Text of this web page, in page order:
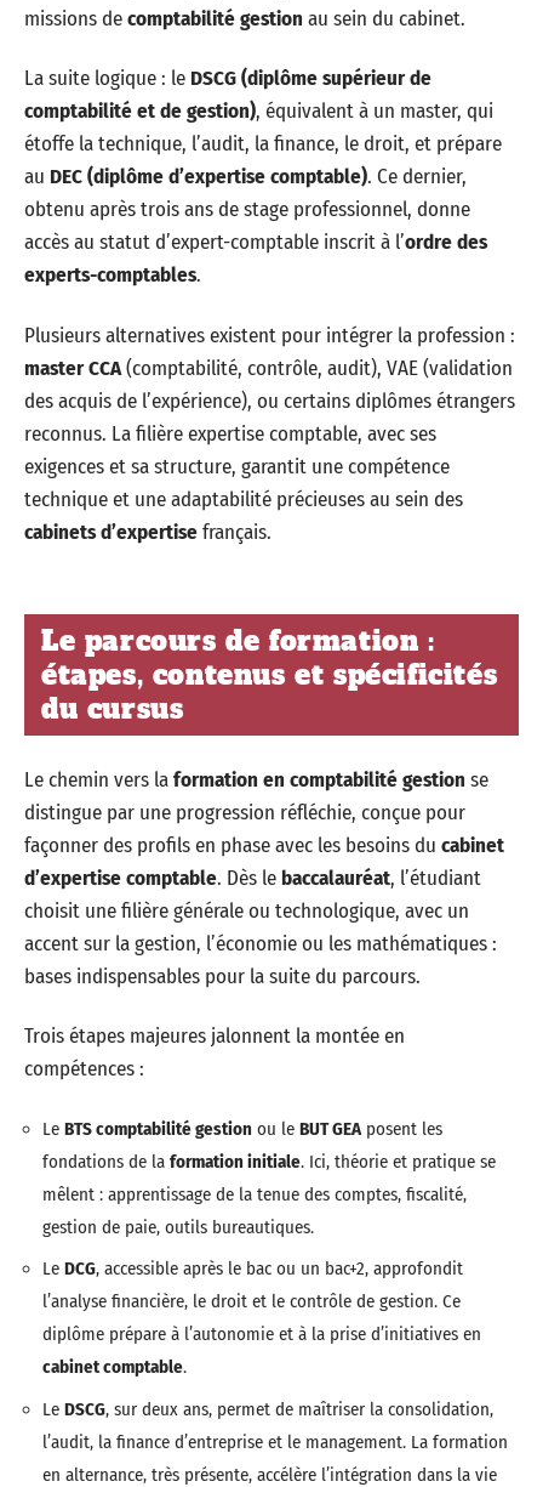
missions decomptabilité gestion au sein du cabinet.
La suite logique : le DSCG (diplôme supérieur de
comptabilité et de gestion), équivalent à un master, qui
étoffe la technique, l’audit, la finance, le droit, et prépare
au DEC (diplôme d’expertise comptable). Ce dernier,
obtenu après trois ans de stage professionnel, donne
accès au statut d’expert-comptable inscrit à l’ordre des
experts-comptables.
Plusieurs alternatives existent pour intégrer la profession :
master CCA(comptabilité, contrôle, audit), VAE (validation
des acquis de l’expérience), ou certains diplômes étrangers
reconnus. La filière expertise comptable, avec ses
exigences et sa structure, garantit une compétence
technique et une adaptabilité précieuses au sein des
cabinets d’expertisefrançais.
Le parcours de formation :
étapes, contenus et spécificités
du cursus
Le chemin vers laformation en comptabilité gestion se
distingue par une progression réfléchie, conçue pour
façonner des profils en phase avec les besoins du cabinet
d’expertise comptable. Dès lebaccalauréat, l’étudiant
choisit une filière générale ou technologique, avec un
accent sur la gestion, l’économie ou les mathématiques :
bases indispensables pour la suite du parcours.
Trois étapes majeures jalonnent la montée en
compétences :
Le BTS comptabilité gestion ou le BUT GEA posent les
fondations de la formation initiale. Ici, théorie et pratique se
mêlent : apprentissage de la tenue des comptes, fiscalité,
gestion de paie, outils bureautiques.
Le DCG, accessible après le bac ou un bac+2, approfondit
l’analyse financière, le droit et le contrôle de gestion. Ce
diplôme prépare à l’autonomie et à la prise d’initiatives en
cabinet comptable.
Le DSCG, sur deux ans, permet de maîtriser la consolidation,
l’audit, la finance d’entreprise et le management. La formation
en alternance, très présente, accélère l’intégration dans la vie